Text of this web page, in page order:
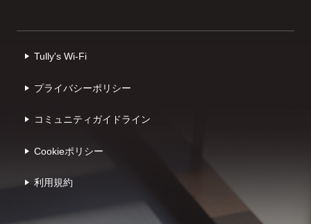
Tully's Wi-Fi
プライバシーポリシー
コミュニティガイドライン
Cookieポリシー
利⽤規約